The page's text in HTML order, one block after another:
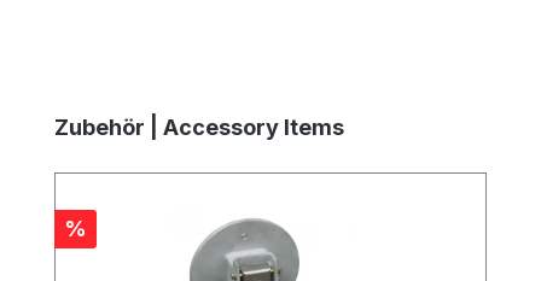
Produktgalerie überspringen
Zubehör | Accessory Items
Rabatt
%